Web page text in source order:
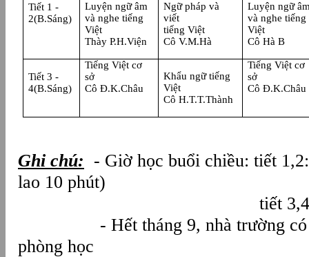
Tiết 1 -
2(B.Sáng)
Luyện ngữ âm
và nghe tiếng
Việt
Thày P.H.Viện
Ngữ pháp và
viết
tiếng Việt
Cô V.M.Hà
Luyện ngữ
và nghe tiếng
Việt
Cô Hà B
Tiết 3 -
4(B.Sáng)
Tiếng Việt cơ
sở
Cô Đ.K.Châu
Khẩu ngữ tiếng
Việt
Cô H.T.T.Thành
Tiếng Việt cơ
sở
Cô Đ.K.Châu
Ghi chú: - Giờ học buổi chiều: tiết
lao 10 phút)
tiết 3,4: 9h45' -
- Hết tháng 9, nhà trường
phòng học